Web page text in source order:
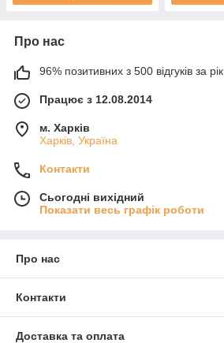
Про нас
96% позитивних з 500 відгуків за рік
Працює з 12.08.2014
м. Харків
Харків, Україна
Контакти
Сьогодні вихідний
Показати весь графік роботи
Про нас
Контакти
Доставка та оплата